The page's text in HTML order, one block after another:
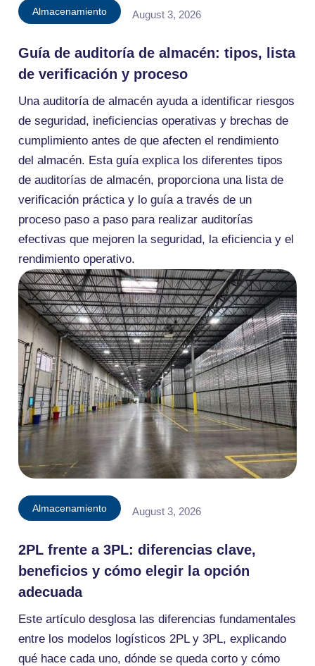
Almacenamiento August 3, 2026
Guía de auditoría de almacén: tipos, lista
de verificación y proceso
Una auditoría de almacén ayuda a identificar riesgos
de seguridad, ineficiencias operativas y brechas de
cumplimiento antes de que afecten el rendimiento
del almacén. Esta guía explica los diferentes tipos
de auditorías de almacén, proporciona una lista de
verificación práctica y lo guía a través de un
proceso paso a paso para realizar auditorías
efectivas que mejoren la seguridad, la eficiencia y el
rendimiento operativo.
Almacenamiento August 3, 2026
2PL frente a 3PL: diferencias clave,
beneficios y cómo elegir la opción
adecuada
Este artículo desglosa las diferencias fundamentales
entre los modelos logísticos 2PL y 3PL, explicando
qué hace cada uno, dónde se queda corto y cómo